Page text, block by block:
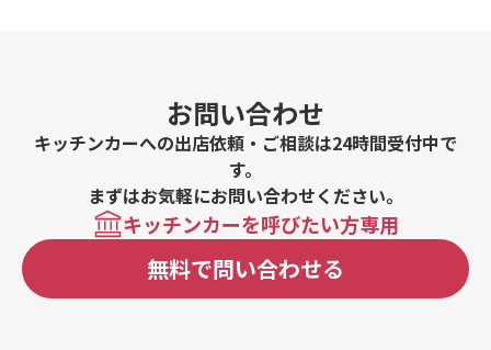
お問い合わせ
キッチンカーへの出店依頼・ご相談は24時間受付中で
す。
まずはお気軽にお問い合わせください。
キッチンカーを呼びたい方専用
無料で問い合わせる